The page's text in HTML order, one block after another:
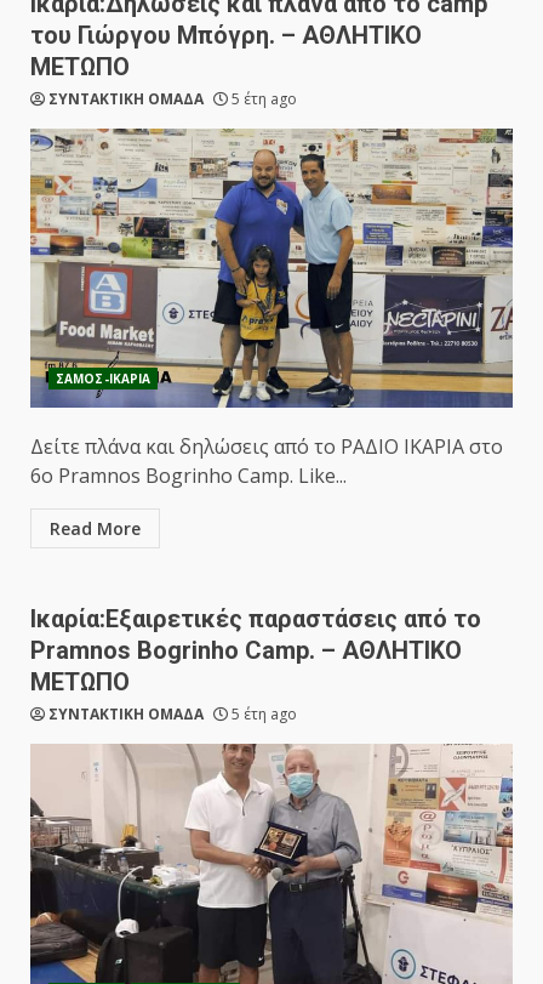
του Γιώργου Μπόγρη. – ΑΘΛΗΤΙΚΟ
ΜΕΤΩΠΟ
ΣΥΝΤΑΚΤΙΚΗ ΟΜΑΔΑ 5 έτη ago
ΣΑΜΟΣ-ΙΚΑΡΙΑ
Δείτε πλάνα και δηλώσεις από το ΡΑΔΙΟ ΙΚΑΡΙΑ στο
6o Pramnos Bogrinho Camp. Like...
Read More
Ικαρία:Εξαιρετικές παραστάσεις από το
Pramnos Bogrinho Camp. – ΑΘΛΗΤΙΚΟ
ΜΕΤΩΠΟ
ΣΥΝΤΑΚΤΙΚΗ ΟΜΑΔΑ 5 έτη ago